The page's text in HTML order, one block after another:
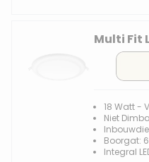
Multi Fit
18 Watt -
Niet
Boorgat:
Integral